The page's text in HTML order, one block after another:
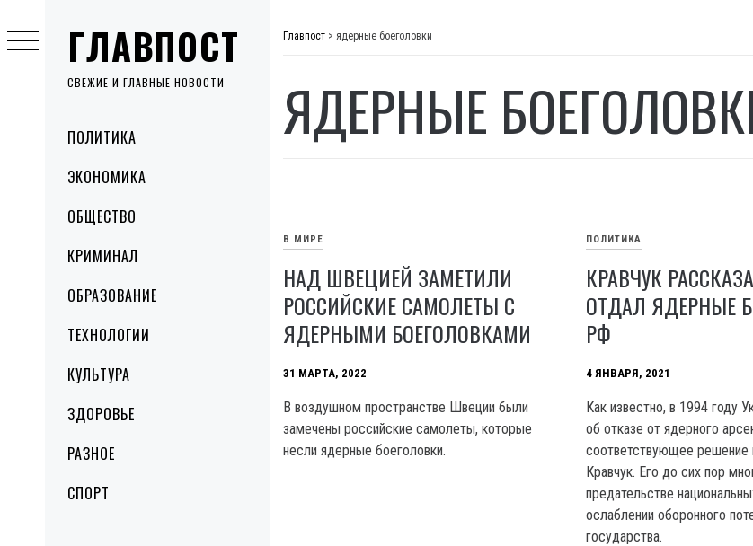
ГЛАВПОСТ
СВЕЖИЕ И ГЛАВНЫЕ НОВОСТИ
MenuПОЛИТИКА
ЭКОНОМИКА
ОБЩЕСТВО
КРИМИНАЛ
ОБРАЗОВАНИЕ
ТЕХНОЛОГИИ
КУЛЬТУРА
ЗДОРОВЬЕ
РАЗНОЕ
СПОРТ
to
content
Главпост > ядерные боеголовки
ЯДЕРНЫЕ
В МИРЕ
НАД ШВЕЦИЕЙ ЗАМЕТИЛИ
РОССИЙСКИЕ САМОЛЕТЫ С
ЯДЕРНЫМИ БОЕГОЛОВКАМИ
31 МАРТА, 2022
В воздушном пространстве Швеции были
замечены российские самолеты, которые
несли ядерные боеголовки.
ПОЛИТИКА
КРАВЧУК
ОТДАЛ ЯДЕРНЫЕ
РФ
4 ЯНВАРЯ, 2021
Как известно, в 1994 году
об отказе от ядерного
соответствующее решение
Кравчук. Его до сих пор
предательстве
ослаблении оборонного
государства.